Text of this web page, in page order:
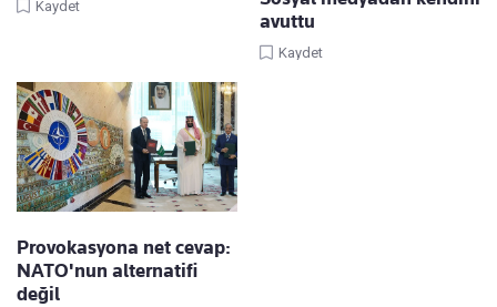
Kaydet
avuttu
Kaydet
Provokasyona net cevap:
NATO'nun alternatifi
değil